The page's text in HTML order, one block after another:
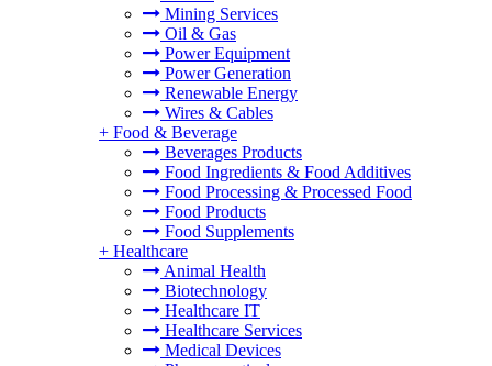
Mining Services
Oil & Gas
Power Equipment
Power Generation
Renewable Energy
Wires & Cables
+ Food & Beverage
Beverages Products
Food Ingredients & Food Additives
Food Processing & Processed Food
Food Products
Food Supplements
+ Healthcare
Animal Health
Biotechnology
Healthcare IT
Healthcare Services
Medical Devices